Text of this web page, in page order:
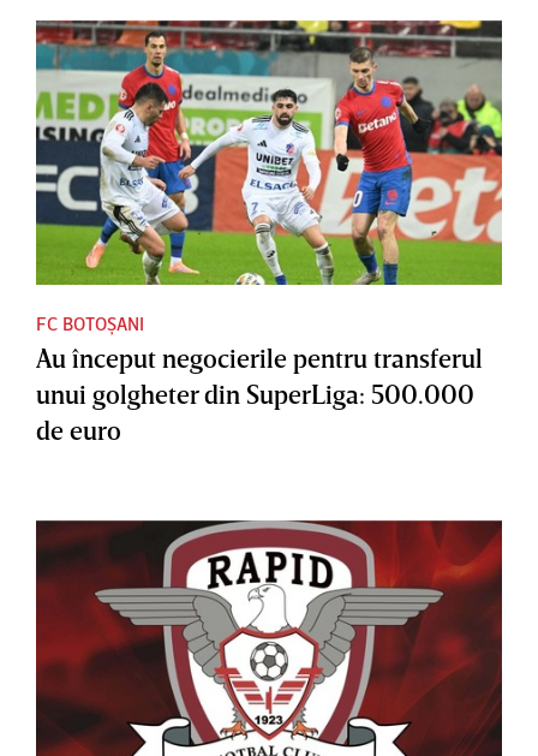
FC BOTOȘANI
Au început negocierile pentru transferul
unui golgheter din SuperLiga: 500.000
de euro